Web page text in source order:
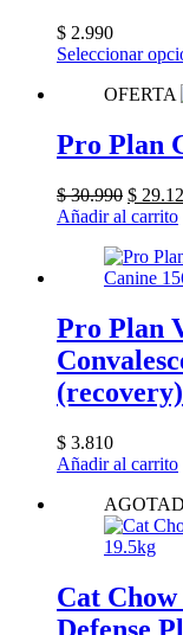
$ 2.990
Seleccionar
OFERTA
Pro Plan
$30.990 El
precio
era:
$
$
Añadir al carrito
Pro Plan
(recovery)
$ 3.810
Añadir al carrito
Cat
Defense